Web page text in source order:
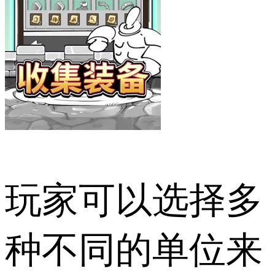
玩家可以选择多
种不同的单位来